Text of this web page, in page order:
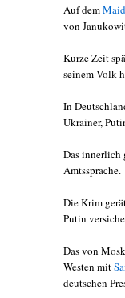
Auf dem
von
Kurze Zeit
seinem Volk
In
Ukrainer,
Das innerlich
Amtssprache.
Die Krim
Putin
Das von
Westen mit
deutschen